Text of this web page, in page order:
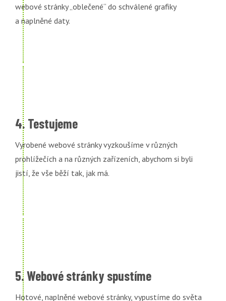
webové stránky „oblečené“ do schválené grafiky
a naplněné daty.
4. Testujeme
Vyrobené webové stránky vyzkoušíme v různých
prohlížečích a na různých zařízeních, abychom si byli
jistí, že vše běží tak, jak má.
5. Webové stránky spustíme
Hotové, naplněné webové stránky, vypustíme do světa